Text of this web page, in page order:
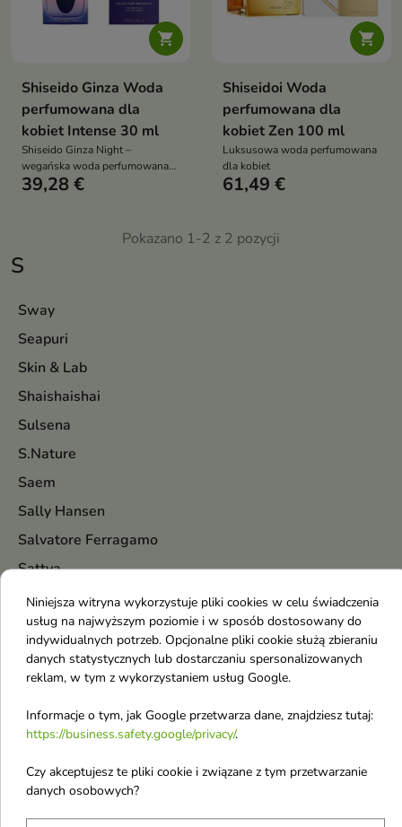
S
Sway
Seapuri
Skin & Lab
Shaishaishai
Sulsena
S.Nature
Saem
Sally Hansen
Salvatore Ferragamo
Sattva
Schwarzkopf
Sensodyne
Sessio
SFD
SheCosmetics
Shiseido
Silcare
Silcatil

Shiseido Ginza Woda
perfumowana dla
kobiet Intense 30 ml
Shiseido Ginza Night –
wegańska woda perfumowana
dla kobiet o gurmańsko-
39,28 €

Shiseidoi Woda
perfumowana dla
kobiet Zen 100 ml
Luksusowa woda perfumowana
dla kobiet
61,49 €
Pokazano 1-2 z 2 pozycji
Niniejsza witryna wykorzystuje pliki cookies w celu świadczenia
usług na najwyższym poziomie i w sposób dostosowany do
indywidualnych potrzeb. Opcjonalne pliki cookie służą zbieraniu
danych statystycznych lub dostarczaniu spersonalizowanych
reklam, w tym z wykorzystaniem usług Google.
Informacje o tym, jak Google przetwarza dane, znajdziesz tutaj:
https://business.safety.google/privacy/.
Czy akceptujesz te pliki cookie i związane z tym przetwarzanie
danych osobowych?